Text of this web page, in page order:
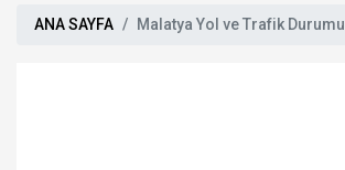
ANA SAYFA Malatya Yol ve Trafik Durumu